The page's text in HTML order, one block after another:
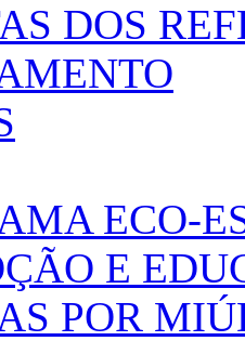
DOS
ECO-
E
POR